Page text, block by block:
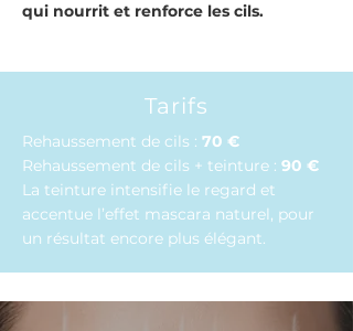
qui nourrit et renforce les cils.
Tarifs
Rehaussement de cils : 70 €
Rehaussement de cils + teinture : 90 €
La teinture intensifie le regard et
accentue l’effet mascara naturel, pour
un résultat encore plus élégant.